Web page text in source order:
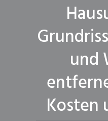
und
Kosten